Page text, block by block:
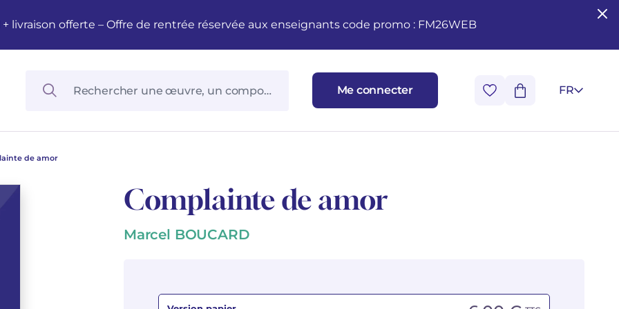
livraison offerte – Offre de rentrée réservée aux enseignants code promo : FM26WEB
Me connecter FR
de amor
Complainte de amor
Marcel BOUCARD